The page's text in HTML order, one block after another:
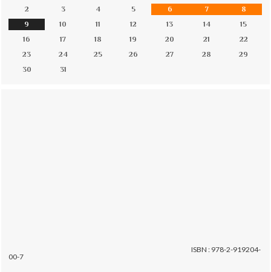
2
3 4 5 6 7
8
9
10 11 12 13 14
15
16
17 18 19 20 21
22
23
24 25 26 27 28
29
30
31
ISBN : 978-2-919204-
00-7